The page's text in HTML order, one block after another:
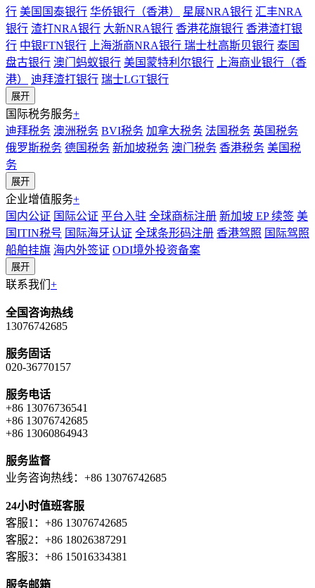
行 美国国泰银行 华侨银行（香港） 星展NRA银行 汇丰NRA
银行 渣打NRA银行 大新NRA银行 香港花旗银行 香港渣打银
行 中银FTN银行 上海浙商NRA银行 瑞士杜高斯贝银行 泰国
盘古银行 澳门蚂蚁银行 美国蒙特利尔银行
上海商业银行（香
港）
迪拜渣打银行 瑞士LGT银行
展开
国际税务服务+
迪拜税务 澳洲税务 BVI税务 加拿大税务 法国税务 英国税务
俄罗斯税务 德国税务 新加坡税务 澳门税务 香港税务 美国税
务
展开
企业增值服务+
国内公证 国际公证 平台入驻 全球商标注册 新加坡 EP 续签 美
国ITIN税号 国际海牙认证 全球条形码注册 香港驾照 国际驾照
船舶挂旗 海内外签证 ODI境外投资备案
展开
联系我们 +
全国咨询热线
13076742685
服务固话
020-36770157
服务电话
+86 13076736541
+86 13076742685
+86 13060864943
服务监督
业务咨询热线：+86 13076742685
24小时值班客服
客服1：+86 13076742685
客服2：+86 18026387291
客服3：+86 15016334381
服务邮箱